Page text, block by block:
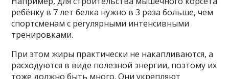
ребёнку в 7 лет белка нужно в 3 раза больше, чем
спортсменам с регулярными интенсивными
тренировками.
При этом жиры практически не накапливаются, а
расходуются в виде полезной энергии, поэтому их
тоже должно быть много. Они укрепляют